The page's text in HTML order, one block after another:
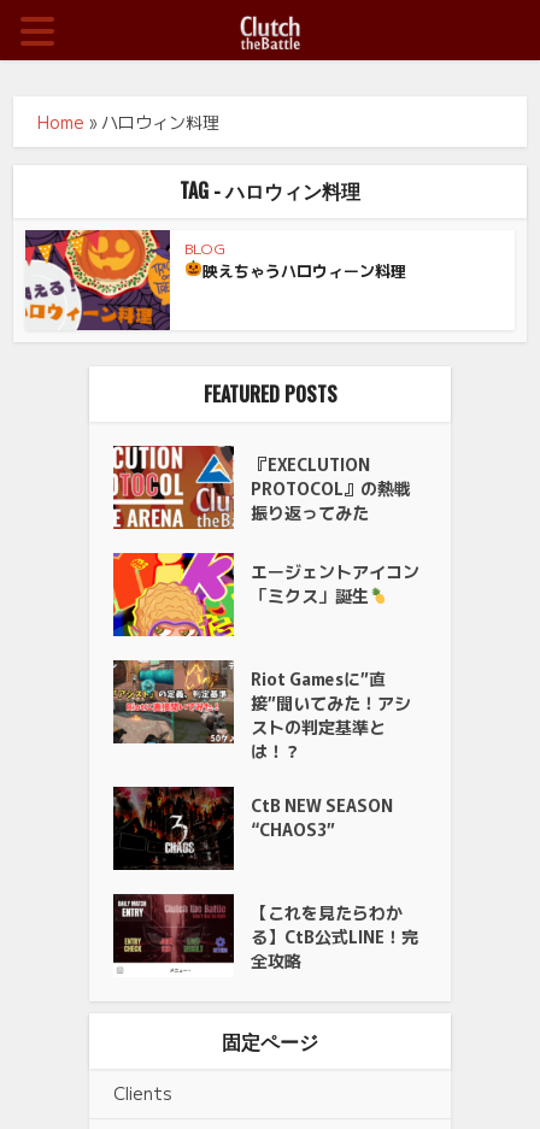
Home » ハロウィン料理
TAG - ハロウィン料理
BLOG
映えちゃうハロウィーン料理
FEATURED POSTS
『EXECLUTION
PROTOCOL』の熱戦
振り返ってみた
エージェントアイコン
「ミクス」誕生
Riot Gamesに”直
接”聞いてみた！アシ
ストの判定基準と
は！？
CtB NEW SEASON
“CHAOS3”
【これを見たらわか
る】CtB公式LINE！完
全攻略
固定ページ
Clients